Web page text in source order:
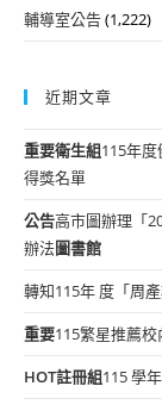
輔導室公告(1,222)
近期文章
重要衛生組115年
得獎名單
公告高市圖辦理「
辦法圖書館
轉知115年 度「周
重要115繁星推薦
HOT註冊組115 學